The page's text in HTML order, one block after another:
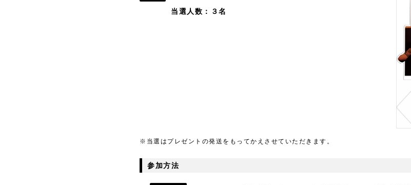
当選人数：３名
※当選はプレゼントの発送をもってかえさせていただきます。
参加方法